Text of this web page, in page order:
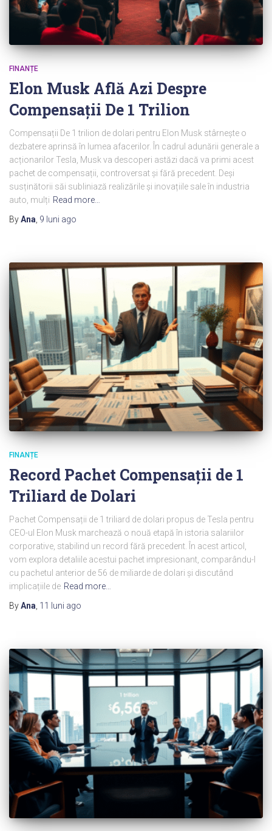
FINANȚE
Elon Musk Află Azi Despre
Compensații De 1 Trilion
Compensații De 1 trilion de dolari pentru Elon Musk stârnește o
dezbatere aprinsă în lumea afacerilor. În cadrul adunării generale a
acționarilor Tesla, Musk va descoperi astăzi dacă va primi acest
pachet de compensații, controversat și fără precedent. Deși
susținătorii săi subliniază realizările și inovațiile sale în industria
auto, mulți Read more…
ByAna 9 luni ago
FINANȚE
Record Pachet Compensații de 1
Triliard de Dolari
Pachet Compensații de 1 triliard de dolari propus de Tesla pentru
CEO-ul Elon Musk marchează o nouă etapă în istoria salariilor
corporative, stabilind un record fără precedent. În acest articol,
vom explora detaliile acestui pachet impresionant, comparându-l
cu pachetul anterior de 56 de miliarde de dolari și discutând
implicațiile de Read more…
ByAna, 11 luni ago